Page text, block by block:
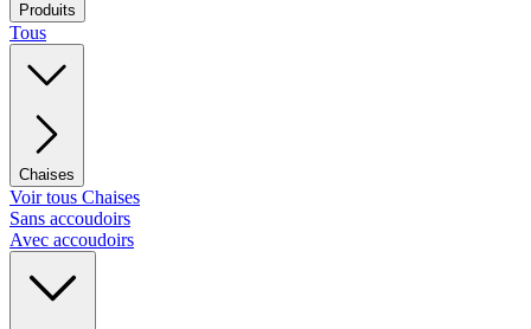
Produits
Tous
Chaises
Voir tous Chaises
Sans accoudoirs
Avec accoudoirs